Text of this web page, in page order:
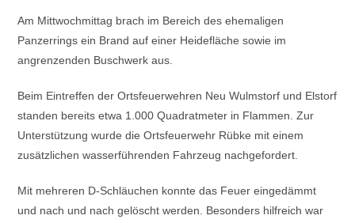
Am Mittwochmittag brach im Bereich des ehemaligen
Panzerrings ein Brand auf einer Heidefläche sowie im
angrenzenden Buschwerk aus.
Beim Eintreffen der Ortsfeuerwehren Neu Wulmstorf und Elstorf
standen bereits etwa 1.000 Quadratmeter in Flammen. Zur
Unterstützung wurde die Ortsfeuerwehr Rübke mit einem
zusätzlichen wasserführenden Fahrzeug nachgefordert.
Mit mehreren D-Schläuchen konnte das Feuer eingedämmt
und nach und nach gelöscht werden. Besonders hilfreich war